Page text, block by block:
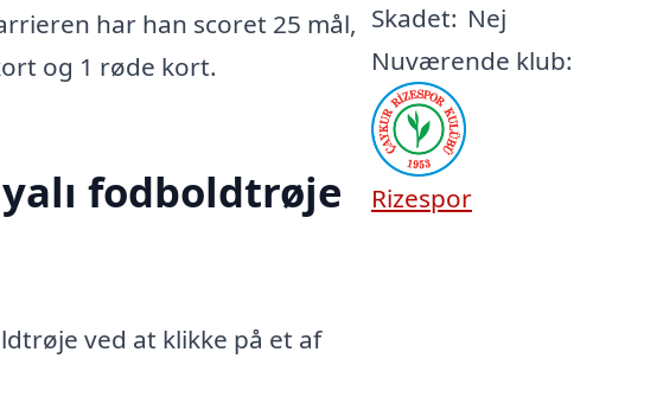
har han scoret 25 mål,
og 1 røde kort.
fodboldtrøje
ved at klikke på et af
Skadet: Nej
Nuværende klub:
Rizespor